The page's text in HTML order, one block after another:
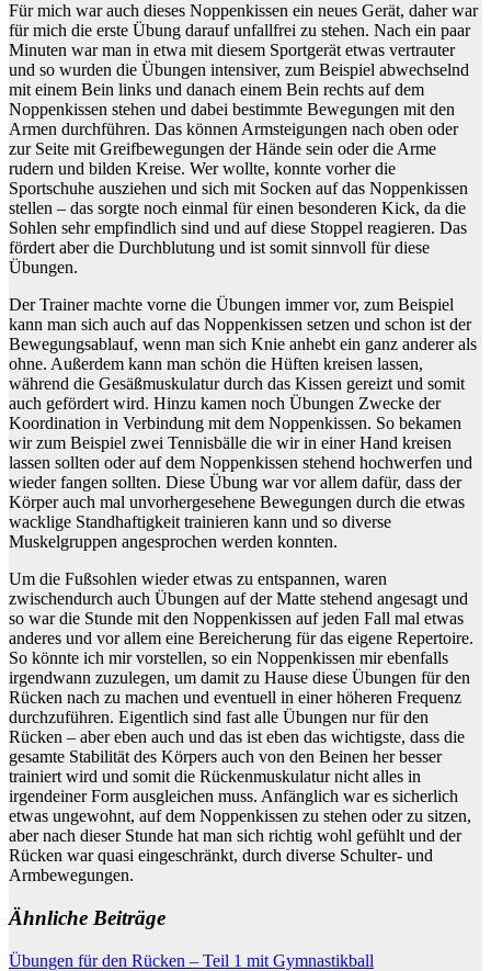
Für mich war auch dieses Noppenkissen ein neues Gerät, daher war
für mich die erste Übung darauf unfallfrei zu stehen. Nach ein paar
Minuten war man in etwa mit diesem Sportgerät etwas vertrauter
und so wurden die Übungen intensiver, zum Beispiel abwechselnd
mit einem Bein links und danach einem Bein rechts auf dem
Noppenkissen stehen und dabei bestimmte Bewegungen mit den
Armen durchführen. Das können Armsteigungen nach oben oder
zur Seite mit Greifbewegungen der Hände sein oder die Arme
rudern und bilden Kreise. Wer wollte, konnte vorher die
Sportschuhe ausziehen und sich mit Socken auf das Noppenkissen
stellen – das sorgte noch einmal für einen besonderen Kick, da die
Sohlen sehr empfindlich sind und auf diese Stoppel reagieren. Das
fördert aber die Durchblutung und ist somit sinnvoll für diese
Übungen.
Der Trainer machte vorne die Übungen immer vor, zum Beispiel
kann man sich auch auf das Noppenkissen setzen und schon ist der
Bewegungsablauf, wenn man sich Knie anhebt ein ganz anderer als
ohne. Außerdem kann man schön die Hüften kreisen lassen,
während die Gesäßmuskulatur durch das Kissen gereizt und somit
auch gefördert wird. Hinzu kamen noch Übungen Zwecke der
Koordination in Verbindung mit dem Noppenkissen. So bekamen
wir zum Beispiel zwei Tennisbälle die wir in einer Hand kreisen
lassen sollten oder auf dem Noppenkissen stehend hochwerfen und
wieder fangen sollten. Diese Übung war vor allem dafür, dass der
Körper auch mal unvorhergesehene Bewegungen durch die etwas
wacklige Standhaftigkeit trainieren kann und so diverse
Muskelgruppen angesprochen werden konnten.
Um die Fußsohlen wieder etwas zu entspannen, waren
zwischendurch auch Übungen auf der Matte stehend angesagt und
so war die Stunde mit den Noppenkissen auf jeden Fall mal etwas
anderes und vor allem eine Bereicherung für das eigene Repertoire.
So könnte ich mir vorstellen, so ein Noppenkissen mir ebenfalls
irgendwann zuzulegen, um damit zu Hause diese Übungen für den
Rücken nach zu machen und eventuell in einer höheren Frequenz
durchzuführen. Eigentlich sind fast alle Übungen nur für den
Rücken – aber eben auch und das ist eben das wichtigste, dass die
gesamte Stabilität des Körpers auch von den Beinen her besser
trainiert wird und somit die Rückenmuskulatur nicht alles in
irgendeiner Form ausgleichen muss. Anfänglich war es sicherlich
etwas ungewohnt, auf dem Noppenkissen zu stehen oder zu sitzen,
aber nach dieser Stunde hat man sich richtig wohl gefühlt und der
Rücken war quasi eingeschränkt, durch diverse Schulter- und
Armbewegungen.
Ähnliche Beiträge
Beitragsnavigation
Übungen für den Rücken – Teil 1 mit Gymnastikball